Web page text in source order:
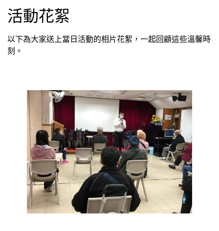
活動花絮
以下為大家送上當日活動的相片花絮，一起回顧這些溫馨時
刻。